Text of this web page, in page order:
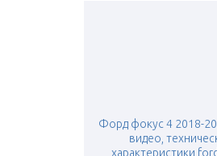
Форд фокус 4 2018-
видео,
характеристики